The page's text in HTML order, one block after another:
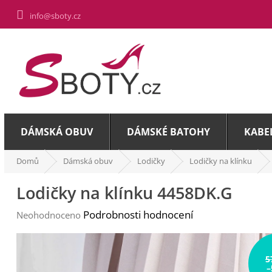
obsah
info@sboty.cz
DÁMSKÁ OBUV DÁMSKÉ BATOHY
Domů Dámská obuv Lodičky Lodičky na klínku
Lodičky na klínku 4458DK.G
Průměrné
Neohodnoceno Podrobnosti hodnocení